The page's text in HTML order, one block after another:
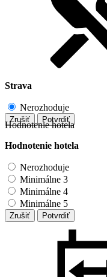
Strava
Nerozhoduje
Zrušiť Potvrdiť
Hodnotenie hotela
Hodnotenie hotela
Nerozhoduje
Minimálne 3
Minimálne 4
Minimálne 5
Zrušiť Potvrdiť